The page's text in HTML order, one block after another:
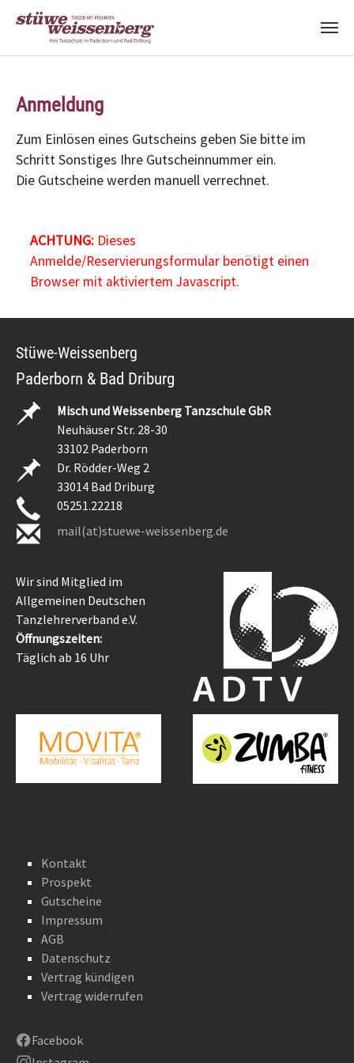
Anmeldung
Zum Einlösen eines Gutscheins geben Sie bitte im
Schritt Sonstiges Ihre Gutscheinnummer ein.
Die Gutscheine werden manuell verrechnet.
ACHTUNG:Dieses
Anmelde/Reservierungsformular benötigt einen
Browser mit aktiviertem Javascript.
Stüwe-Weissenberg
Paderborn & Bad Driburg
Misch und Weissenberg Tanzschule GbR
Neuhäuser Str. 28-30
33102 Paderborn
Dr. Rödder-Weg 2
33014 Bad Driburg
05251.22218
mail(at)stuewe-weissenberg.de
Wir sind Mitglied im
Allgemeinen Deutschen
Tanzlehrerverband e.V.
Öffnungszeiten:
Täglich ab 16 Uhr
Kontakt
Prospekt
Gutscheine
Impressum
AGB
Datenschutz
Vertrag kündigen
Vertrag widerrufen
Facebook